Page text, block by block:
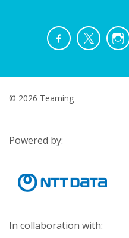
© 2026 Teaming
Powered by:
In collaboration with: